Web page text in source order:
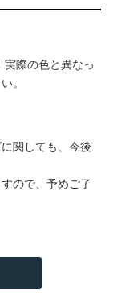
際の色と異なっ
。
関しても、今後
ので、予めご了